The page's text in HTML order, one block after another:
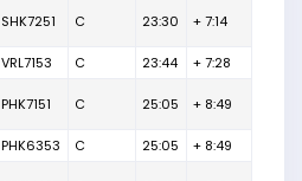
SHK7251 C 23:30 + 7:14
VRL7153 C 23:44 + 7:28
PHK7151 C 25:05 + 8:49
PHK6353 C 25:05 + 8:49